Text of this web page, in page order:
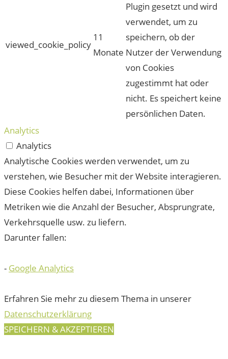
viewed_cookie_policy
11
Monate
Plugin gesetzt und wird
verwendet, um zu
speichern, ob der
Nutzer der Verwendung
von Cookies
zugestimmt hat oder
nicht. Es speichert keine
persönlichen Daten.
Analytics
Analytics
Analytische Cookies werden verwendet, um zu
verstehen, wie Besucher mit der Website interagieren.
Diese Cookies helfen dabei, Informationen über
Metriken wie die Anzahl der Besucher, Absprungrate,
Verkehrsquelle usw. zu liefern.
Darunter fallen:
- Google Analytics
Erfahren Sie mehr zu diesem Thema in unserer
Datenschutzerklärung
SPEICHERN & AKZEPTIEREN